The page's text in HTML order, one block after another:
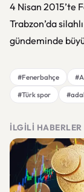
4 Nisan 2015’te
Trabzon’da
gündeminde
#Fenerbahçe
#Türk spor
İLGILI HABERLER